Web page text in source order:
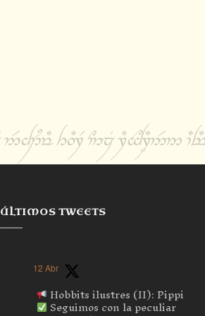
ÚLTIMOS TWEETS
12 Abr
Hobbits ilustres (II): Pippin
Seguimos con la peculiar